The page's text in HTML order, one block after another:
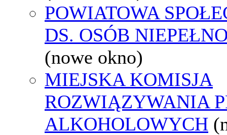
POWIATOWA
DS. OSÓB
(nowe okno)
MIEJSKA KOMISJA
ROZWIĄZYWANIA
ALKOHOLOWYCH